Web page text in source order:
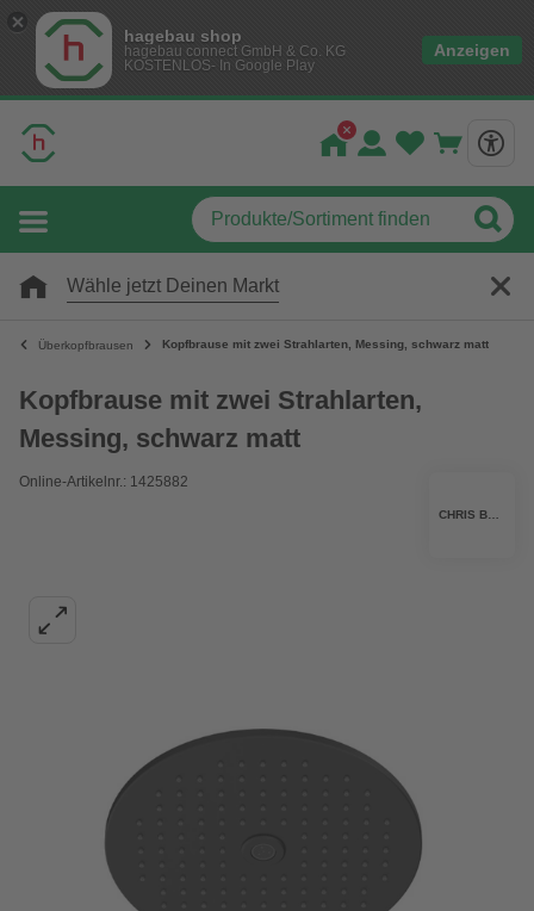
hagebau shop
hagebau connect GmbH & Co. KG
KOSTENLOS- In Google Play
Anzeigen
Wähle jetzt Deinen Markt
Überkopfbrausen Kopfbrause mit zwei Strahlarten, Messing, schwarz matt
Kopfbrause mit zwei Strahlarten,
Messing, schwarz matt
Online-Artikelnr.: 1425882